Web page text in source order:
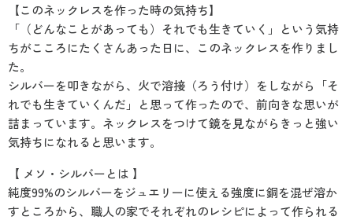
【このネックレスを作った時の気持ち】
「（どんなことがあっても）それでも生きていく」という気持
ちがこころにたくさんあった日に、このネックレスを作りまし
た。
シルバーを叩きながら、火で溶接（ろう付け）をしながら「そ
れでも生きていくんだ」と思って作ったので、前向きな思いが
詰まっています。ネックレスをつけて鏡を見ながらきっと強い
気持ちになれると思います。
【 メソ・シルバーとは 】
純度99%のシルバーをジュエリーに使える強度に銅を混ぜ溶か
すところから、職人の家でそれぞれのレシピによって作られる